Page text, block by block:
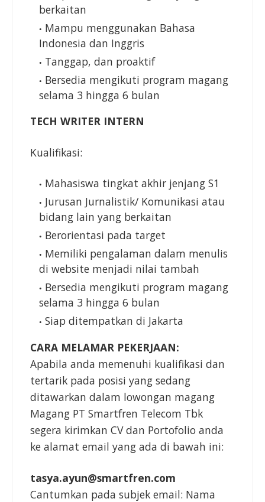
berkaitan
Mampu menggunakan Bahasa
Indonesia dan Inggris
Tanggap, dan proaktif
Bersedia mengikuti program magang
selama 3 hingga 6 bulan
TECH WRITER INTERN
Kualifikasi:
Mahasiswa tingkat akhir jenjang S1
Jurusan Jurnalistik/ Komunikasi atau
bidang lain yang berkaitan
Berorientasi pada target
Memiliki pengalaman dalam menulis
di website menjadi nilai tambah
Bersedia mengikuti program magang
selama 3 hingga 6 bulan
Siap ditempatkan di Jakarta
CARA MELAMAR PEKERJAAN:
Apabila anda memenuhi kualifikasi dan
tertarik pada posisi yang sedang
ditawarkan dalam lowongan magang
Magang PT Smartfren Telecom Tbk
segera kirimkan CV dan Portofolio anda
ke alamat email yang ada di bawah ini:
tasya.ayun@smartfren.com
Cantumkan pada subjek email: Nama